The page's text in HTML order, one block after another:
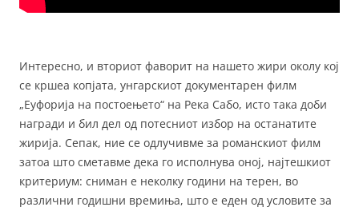
Интересно, и вториот фаворит на нашето жири околу кој
се кршеа копјата, унгарскиот документарен филм
„Еуфорија на постоењето“ на Река Сабо, исто така доби
награди и бил дел од потесниот избор на останатите
жирија. Сепак, ние се одлучивме за романскиот филм
затоа што сметавме дека го исполнува оној, најтешкиот
критериум: сниман е неколку години на терен, во
различни годишни времиња, што е еден од условите за